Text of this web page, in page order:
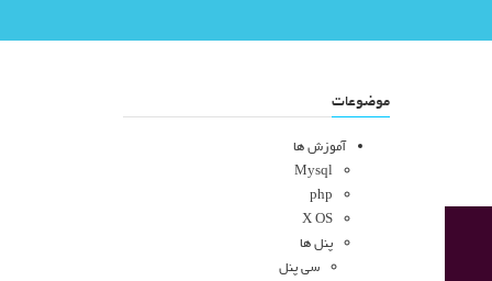
موضوعات
آموزش ها
Mysql
php
X OS
پنل ها
سی پنل